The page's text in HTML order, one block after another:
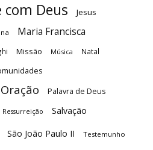
Deus Jesus
Maria Francisca
Missão Música Natal
Oração Palavra de Deus
Ressurreição Salvação
São João Paulo II Testemunho